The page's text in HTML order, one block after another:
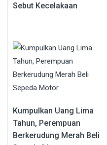
Sebut Kecelakaan
Kumpulkan Uang Lima
Tahun, Perempuan
Berkerudung Merah Beli